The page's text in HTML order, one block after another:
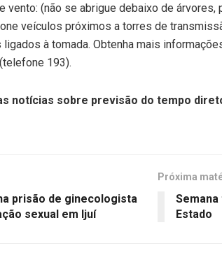
vento: (não se abrigue debaixo de
veículos próximos a torres de
à tomada. Obtenha mais
193).
notícias sobre previsão do tempo
prisão de ginecologista
sexual em Ijuí
Próxima
Estado